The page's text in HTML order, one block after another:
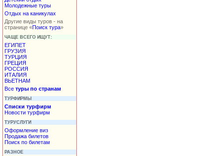
Молодежные туры
Отдых на каникулах
Другие виды туров - на
странице «Поиск тура»
ЧАЩЕ ВСЕГО ИЩУТ:
ЕГИПЕТ
ГРУЗИЯ
ТУРЦИЯ
ГРЕЦИЯ
РОССИЯ
ИТАЛИЯ
ВЬЕТНАМ
Все туры по странам
ТУРФИРМЫ
Списки турфирм
Новости турфирм
ТУРУСЛУГИ
Оформление виз
Продажа билетов
Поиск по билетам
РАЗНОЕ